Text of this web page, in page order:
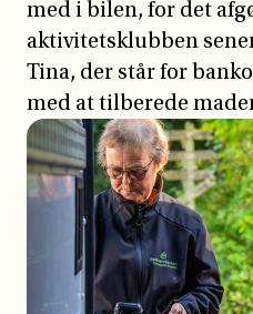
med i bilen, for det
aktivitetsklubben
Tina, der står for
med at tilberede